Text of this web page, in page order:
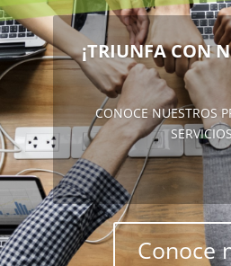
¡TRIUNFA CON
CONOCE NUESTROS
Conoce